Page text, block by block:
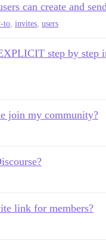
can create and
to invites users
step by step
join my community?
link for members?